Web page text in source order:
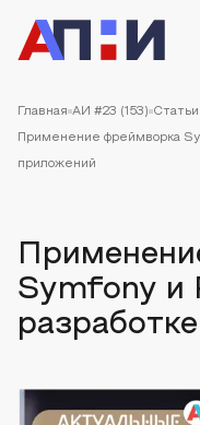
Главная АИ #23 (153)
Применение фреймворка
приложений
Symfony и